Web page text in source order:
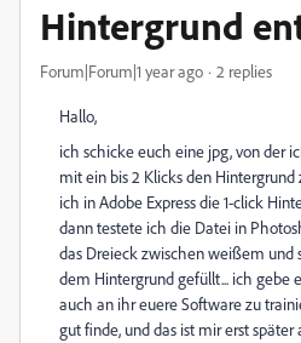
Hintergrund
Forum|Forum|1 year ago 2 replies
Hallo,
ich schicke euch eine jpg, von der
mit ein bis 2 Klicks den Hintergrund
ich in Adobe Express die 1-click
dann testete ich die Datei in
das Dreieck zwischen weißem
dem Hintergrund gefüllt... ich gebe
auch an ihr euere Software zu
gut finde, und das ist mir erst